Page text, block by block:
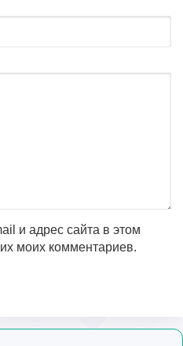
и адрес сайта в этом
моих комментариев.